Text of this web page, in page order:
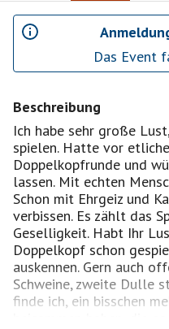
Das Event
Beschreibung
Ich habe sehr große
spielen. Hatte vor
Doppelkopfrunde und
lassen. Mit echten
Schon mit Ehrgeiz und
verbissen. Es zählt das
Geselligkeit. Habt Ihr
Doppelkopf schon
auskennen. Gern auch
Schweine, zweite Dulle
finde ich, ein bisschen
beisammen haben, die